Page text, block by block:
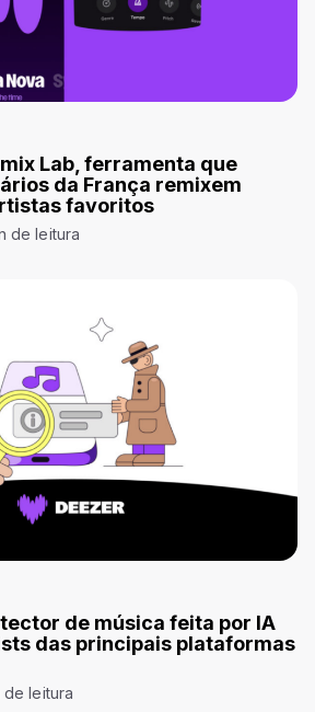
Lab, ferramenta que
da França remixem
favoritos
de leitura
de música feita por IA
das principais plataformas
de leitura